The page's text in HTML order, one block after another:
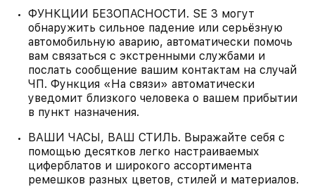
ФУНКЦИИ БЕЗОПАСНОСТИ. SE 3 могут
обнаружить сильное падение или серьёзную
автомобильную аварию, автоматически помочь
вам связаться с экстренными службами и
послать сообщение вашим контактам на случай
ЧП. Функция «На связи» автоматически
уведомит близкого человека о вашем прибытии
в пункт назначения.
ВАШИ ЧАСЫ, ВАШ СТИЛЬ. Выражайте себя с
помощью десятков легко настраиваемых
циферблатов и широкого ассортимента
ремешков разных цветов, стилей и материалов.